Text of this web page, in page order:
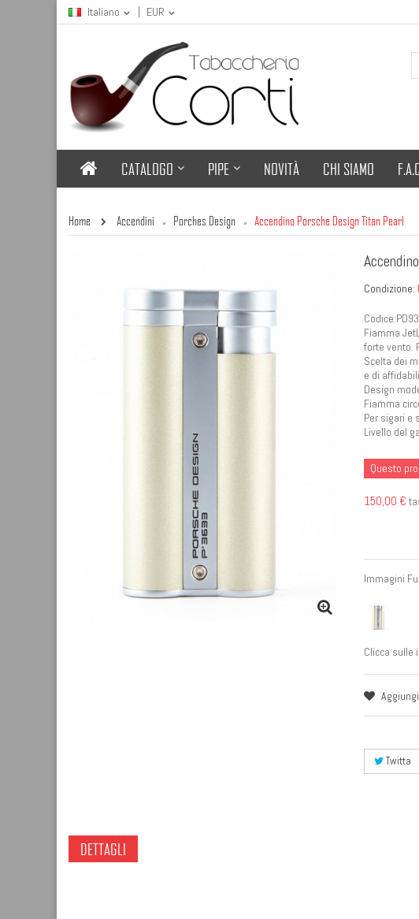
Italiano EUR
CATALOGO PIPE NOVITÀ CHI SIAMO
Home Accendini » Porches Design » Accendino Porsche Design Titan Pearl
Condizione:
Fiamma
forte vento.
Scelta dei
e di
Design
Fiamma
Per sigari e
Livello del
Questo
150,00 €
Immagini
Clicca sulle
Twitta
DETTAGLI